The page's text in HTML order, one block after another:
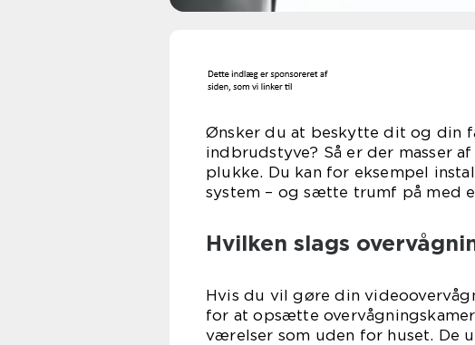
Ønsker du at beskytte dit og din
indbrudstyve? Så er der masser
plukke. Du kan for eksempel
system – og sætte trumf på med
Hvilken slags
Hvis du vil gøre din
for at opsætte
værelser som uden for huset. De